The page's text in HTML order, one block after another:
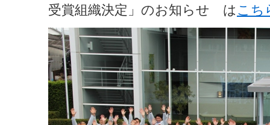
受賞組織決定」のお知らせ は こち